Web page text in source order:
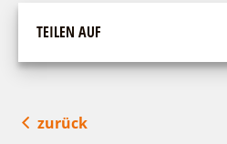
TEILEN AUF
zurück